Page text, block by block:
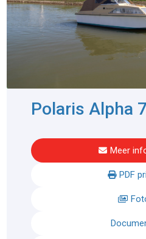
Polaris Alpha
Meer
PDF